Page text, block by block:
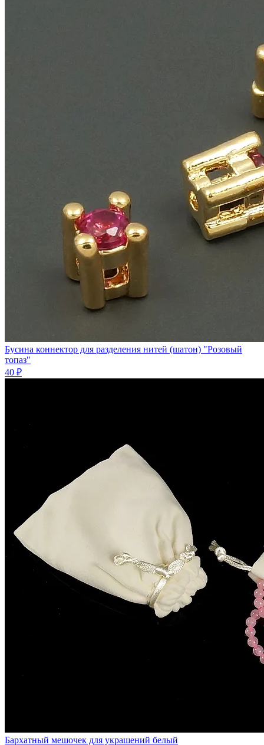
Бусина коннектор для разделения нитей (шатон) "Розовый
топаз"
40 ₽
Бархатный мешочек для украшений белый